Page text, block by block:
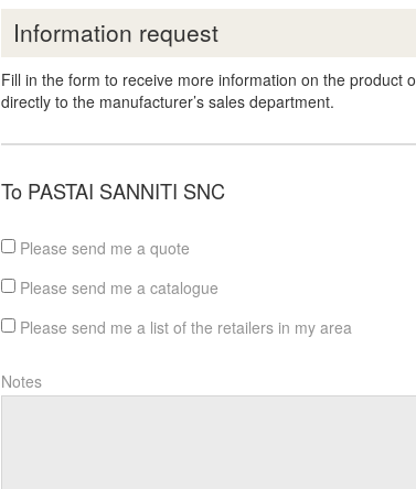
Information request
Fill in the form to receive more information on the product
directly to the manufacturer’s sales department.
To PASTAI SANNITI SNC
Please send me a quote
Please send me a catalogue
Please send me a list of the retailers in my area
Notes